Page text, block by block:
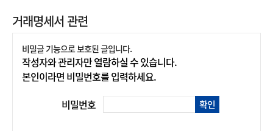
거래명세서 관련
비밀글 기능으로 보호된 글입니다.
작성자와 관리자만 열람하실 수 있습니다.
본인이라면 비밀번호를 입력하세요.
비밀번호
확인